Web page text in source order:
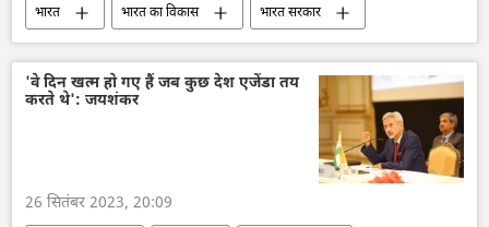
भारत भारत का विकास
भारत सरकार
भारतीय सेना
तकनीकी विकास
सैन्य तकनीक
सैन्य प्रौद्योगिकी
सैन्य सहायता
'वे दिन खत्म हो गए हैं जब कुछ देश एजेंडा तय
करते थे': जयशंकर
26 सितंबर 2023, 20:09